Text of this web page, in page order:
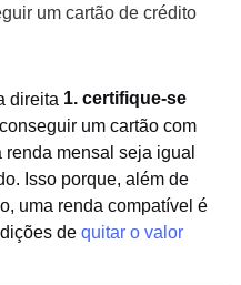
um cartão de crédito
1. certifique-se
um cartão com
mensal seja igual
Isso porque, além de
uma renda compatível é
de quitar o valor